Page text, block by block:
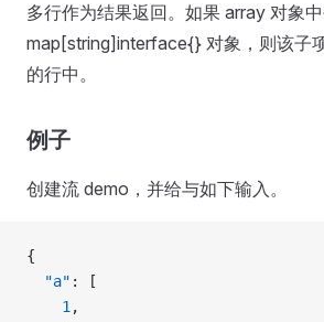
多行作为结果返回。如果 array 对象
map[string]interface{} 对象，则该子
的行中。
例子
创建流 demo，并给与如下输入。
{
  "a"
: [
    1
,